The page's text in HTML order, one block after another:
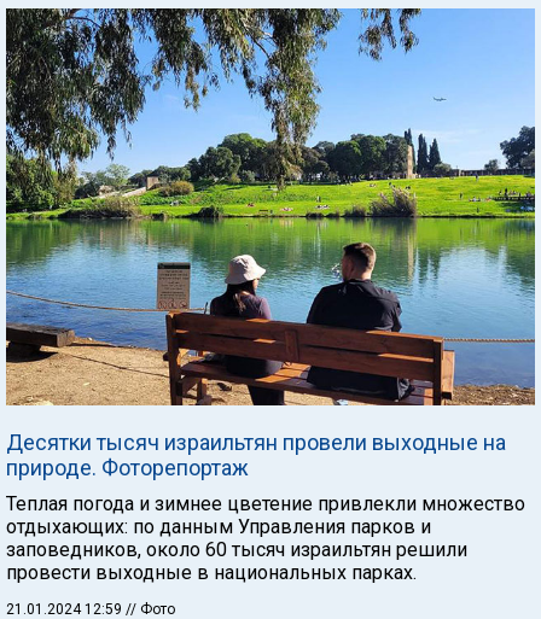
Десятки тысяч израильтян провели выходные на
природе. Фоторепортаж
Теплая погода и зимнее цветение привлекли множество
отдыхающих: по данным Управления парков и
заповедников, около 60 тысяч израильтян решили
провести выходные в национальных парках.
21.01.2024 12:59 // Фото